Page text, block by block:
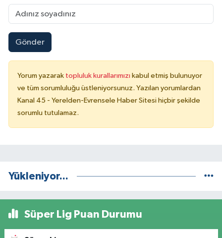
Gönder
Yorum yazarak topluluk kurallarımızı kabul etmiş bulunuyor
ve tüm sorumluluğu üstleniyorsunuz. Yazılan yorumlardan
Kanal 45 - Yerelden-Evrensele Haber Sitesi hiçbir şekilde
sorumlu tutulamaz.
Yükleniyor...
Süper Lig Puan Durumu